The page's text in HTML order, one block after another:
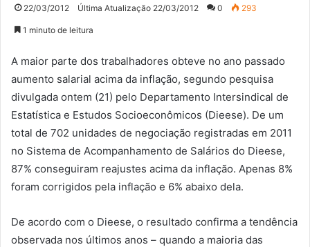
22/03/2012 Última Atualização 22/03/2012 0 293
1 minuto de leitura
A maior parte dos trabalhadores obteve no ano passado
aumento salarial acima da inflação, segundo pesquisa
divulgada ontem (21) pelo Departamento Intersindical de
Estatística e Estudos Socioeconômicos (Dieese). De um
total de 702 unidades de negociação registradas em 2011
no Sistema de Acompanhamento de Salários do Dieese,
87% conseguiram reajustes acima da inflação. Apenas 8%
foram corrigidos pela inflação e 6% abaixo dela.
De acordo com o Dieese, o resultado confirma a tendência
observada nos últimos anos – quando a maioria das